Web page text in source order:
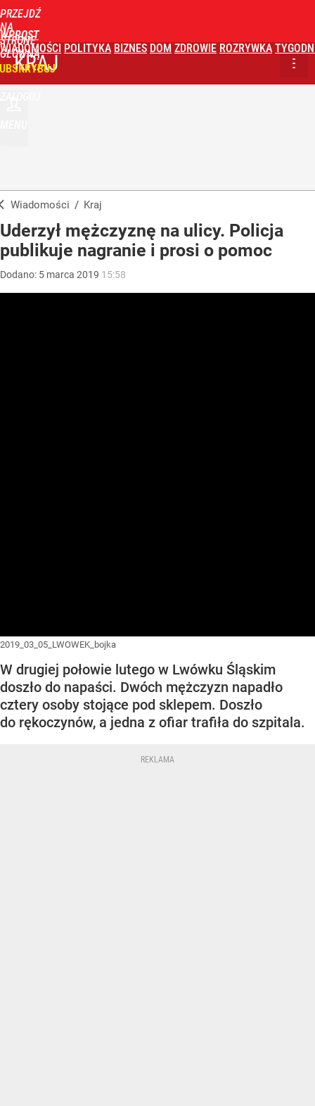
PRZEJDŹ
NA
STRONĘ
GŁÓWNĄ
WPROST
WIADOMOŚCI POLITYKA BIZNES DOM ZDROWIE ROZRYWKA
KRAJ
Wiadomości / Kraj
Uderzył mężczyznę na ulicy. Policja
publikuje nagranie i prosi o pomoc
Dodano: 5 marca 2019 15:58
2019_03_05_LWOWEK_bojka
W drugiej połowie lutego w Lwówku Śląskim
doszło do napaści. Dwóch mężczyzn napadło
cztery osoby stojące pod sklepem. Doszło
do rękoczynów, a jedna z ofiar trafiła do szpitala.